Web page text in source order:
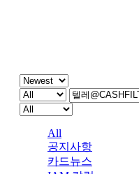
주간 IAM
All
공지사항
카드뉴스